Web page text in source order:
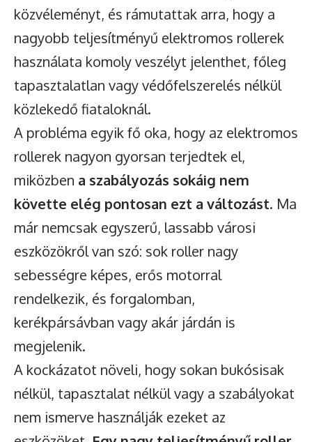
közvéleményt, és rámutattak arra, hogy a
nagyobb teljesítményű elektromos rollerek
használata komoly veszélyt jelenthet, főleg
tapasztalatlan vagy védőfelszerelés nélkül
közlekedő fiataloknál.
A probléma egyik fő oka, hogy az elektromos
rollerek nagyon gyorsan terjedtek el,
miközben a szabályozás sokáig nem
követte elég pontosan ezt a változást. Ma
már nemcsak egyszerű, lassabb városi
eszközökről van szó: sok roller nagy
sebességre képes, erős motorral
rendelkezik, és forgalomban,
kerékpársávban vagy akár járdán is
megjelenik.
A kockázatot növeli, hogy sokan bukósisak
nélkül, tapasztalat nélkül vagy a szabályokat
nem ismerve használják ezeket az